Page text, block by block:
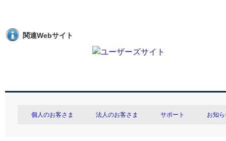
関連Webサイト
個人のお客さま 法人のお客さま サポート お知